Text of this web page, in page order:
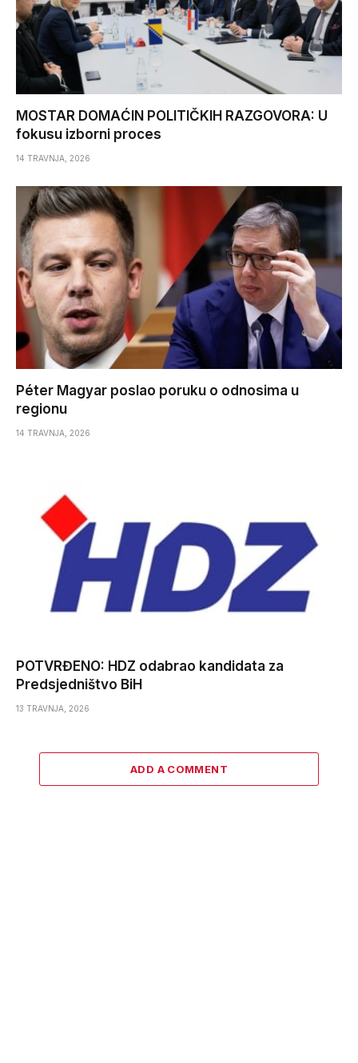
MOSTAR DOMAĆIN POLITIČKIH RAZGOVORA: U
fokusu izborni proces
14 TRAVNJA, 2026
Péter Magyar poslao poruku o odnosima u
regionu
14 TRAVNJA, 2026
POTVRĐENO: HDZ odabrao kandidata za
Predsjedništvo BiH
13 TRAVNJA, 2026
ADD A COMMENT